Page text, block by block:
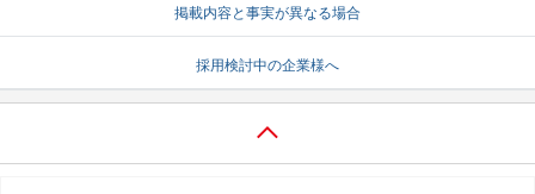
就活ノウハウが満載！ お役立ち記事・相談室など
掲載内容と事実が異なる場合
採用検討中の企業様へ